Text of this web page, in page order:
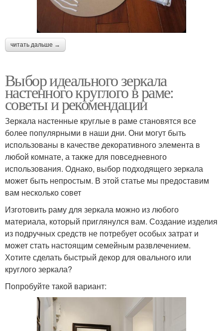
читать дальше →
Выбор идеального зеркала
настенного круглого в раме:
советы и рекомендации
Зеркала настенные круглые в раме становятся все
более популярными в наши дни. Они могут быть
использованы в качестве декоративного элемента в
любой комнате, а также для повседневного
использования. Однако, выбор подходящего зеркала
может быть непростым. В этой статье мы предоставим
вам несколько совет
Изготовить раму для зеркала можно из любого
материала, который приглянулся вам. Создание изделия
из подручных средств не потребует особых затрат и
может стать настоящим семейным развлечением.
Хотите сделать быстрый декор для овального или
круглого зеркала?
Попробуйте такой вариант: